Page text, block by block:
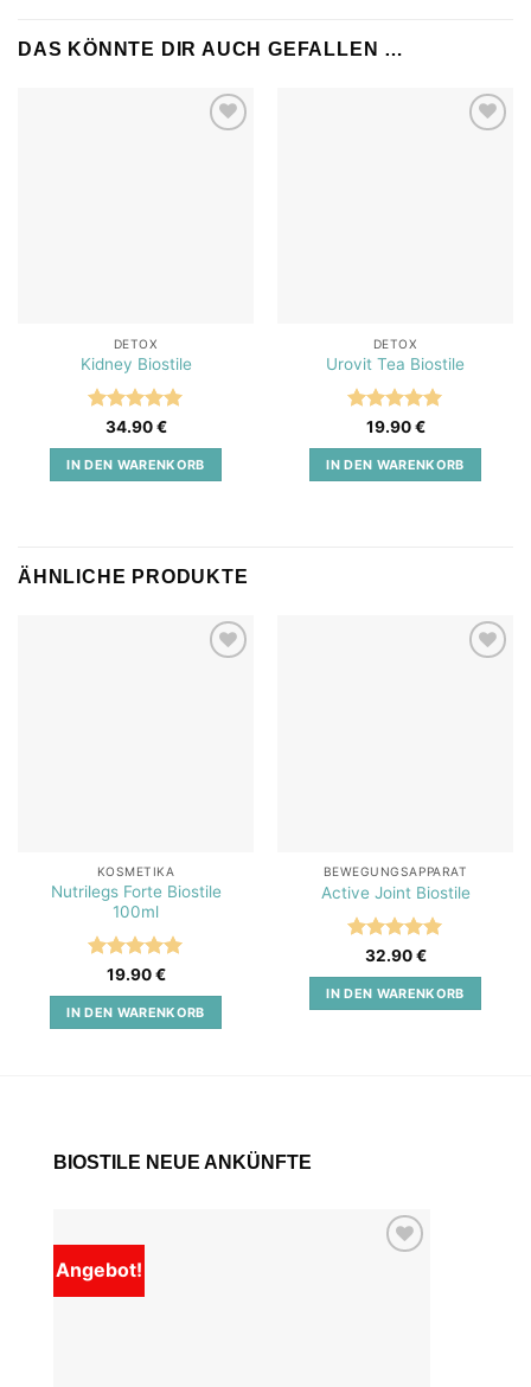
DAS KÖNNTE DIR AUCH GEFALLEN …
DETOX
Kidney Biostile
Bewertet
mit5von
5
34.90€
IN DEN WARENKORB
DETOX
Urovit Tea Biostile
Bewertet
mit5von
5
19.90€
IN DEN WARENKORB
ÄHNLICHE PRODUKTE
KOSMETIKA
Nutrilegs Forte Biostile
100ml
Bewertet
mit5von
5
19.90€
IN DEN WARENKORB
BEWEGUNGSAPPARAT
Active Joint Biostile
Bewertet
mit5von
5
32.90€
IN DEN WARENKORB
BIOSTILE NEUE ANKÜNFTE
Angebot!